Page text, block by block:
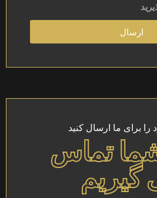
ارسال
برای ما ارسال کنید
شما تماس